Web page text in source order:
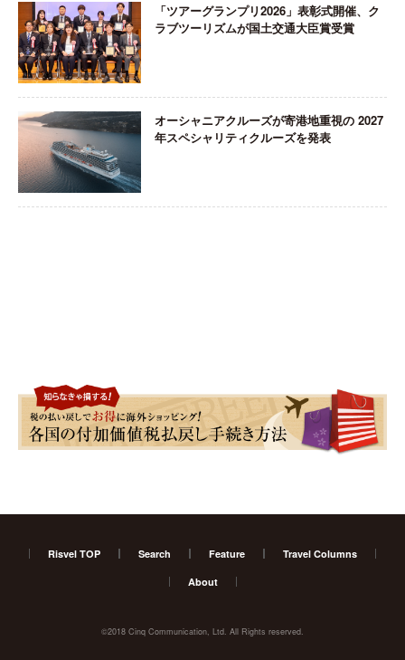
「ツアーグランプリ2026」表彰式開催、ク
ラブツーリズムが国土交通大臣賞受賞
オーシャニアクルーズが寄港地重視の 2027
年スペシャリティクルーズを発表
Risvel TOP Search Feature Travel Columns
About
©2018 Cinq Communication, Ltd. All Rights reserved.